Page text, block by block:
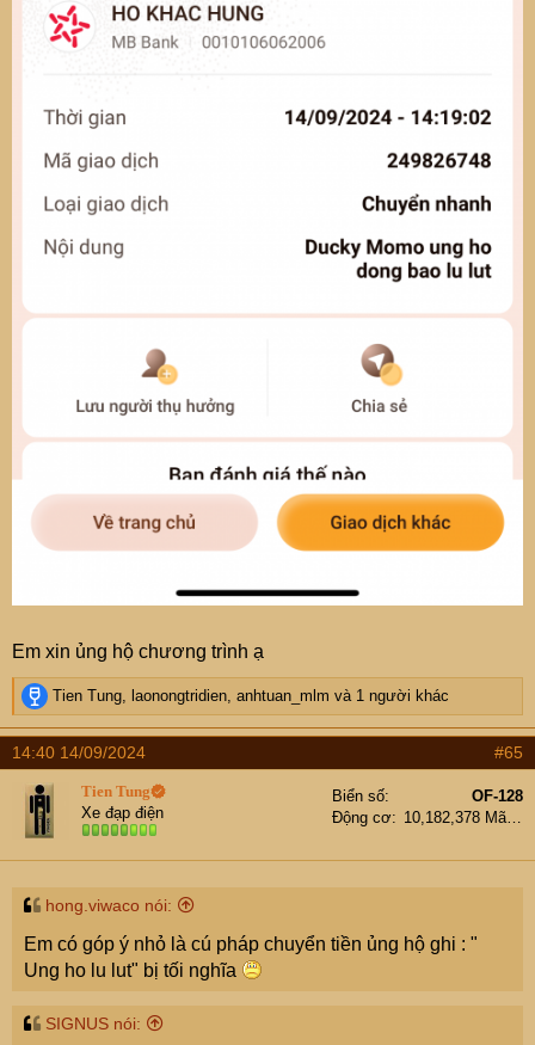
Em xin ủng hộ chương trình ạ
R
e
a
c
t
n
s
Tien Tung laonongtridien anhtuan_mlm và 1 người khác
14:40 14/09/2024 #65
Tien Tung
Xe đạp điện
Biển số
OF-128
Động cơ
hong.viwaco nói:
Em có góp ý nhỏ là cú pháp chuyển tiền ủng hộ ghi : "
Ung ho lu lut" bị tối nghĩa
SIGNUS nói: